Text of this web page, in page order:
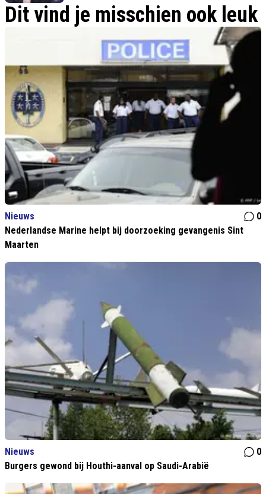
gelooft hem meer
Dit vind je misschien ook leuk
Nieuws
0
Nederlandse Marine helpt bij doorzoeking gevangenis Sint
Maarten
Nieuws
0
Burgers gewond bij Houthi-aanval op Saudi-Arabië